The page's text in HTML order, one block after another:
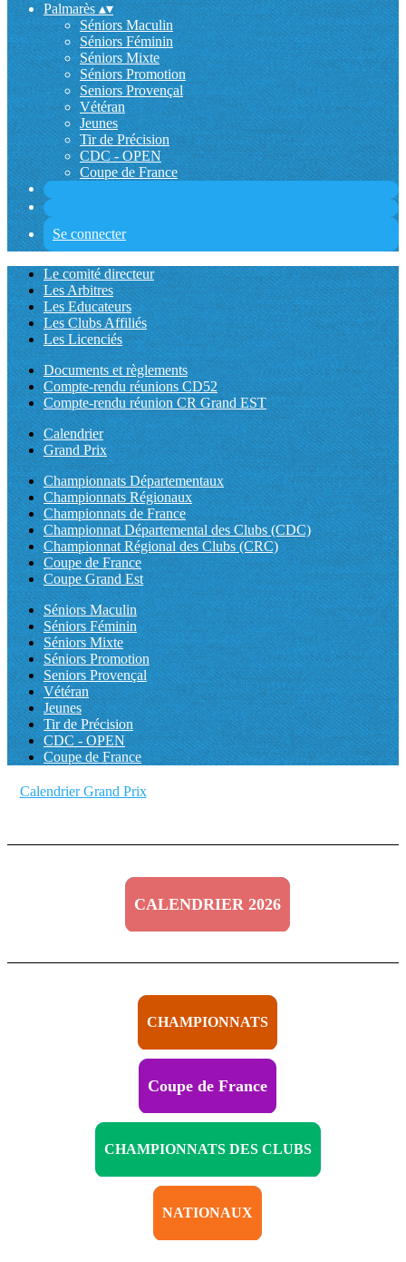
Palmarès▴▾
Séniors Maculin
Séniors Féminin
Séniors Mixte
Séniors Promotion
Seniors Provençal
Vétéran
Jeunes
Tir de Précision
CDC - OPEN
Coupe de France
Se connecter
Le comité directeur
Les Arbitres
Les Educateurs
Les Clubs Affiliés
Les Licenciés
Documents et règlements
Compte-rendu réunions CD52
Compte-rendu réunion CR Grand EST
Calendrier
Grand Prix
Championnats Départementaux
Championnats Régionaux
Championnats de France
Championnat Départemental des Clubs (CDC)
Championnat Régional des Clubs (CRC)
Coupe de France
Coupe Grand Est
Séniors Maculin
Séniors Féminin
Séniors Mixte
Séniors Promotion
Seniors Provençal
Vétéran
Jeunes
Tir de Précision
CDC - OPEN
Coupe de France
CalendrierGrand Prix
CALENDRIER 2026
CHAMPIONNATS
Coupe de France
CHAMPIONNATS DES CLUBS
NATIONAUX